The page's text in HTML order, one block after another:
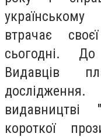
українському
втрачає
сьогодні.
Видавців
короткої